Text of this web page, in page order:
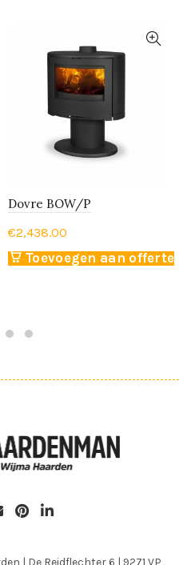
Dovre BOW/P
€2,438.00
Toevoegen aan offerte
| De Reidflechter 6 | 9271 VP